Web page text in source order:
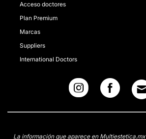
Acceso doctores
Plan Premium
Marcas
Suppliers
International Doctors
La información que aparece en